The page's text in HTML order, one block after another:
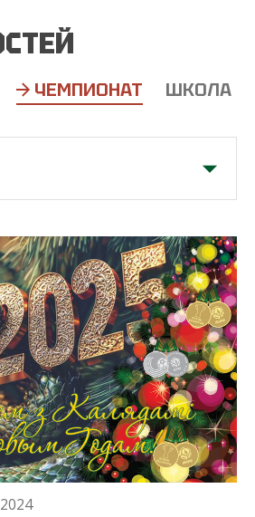
ЧЕМПИОНАТ ШКОЛА